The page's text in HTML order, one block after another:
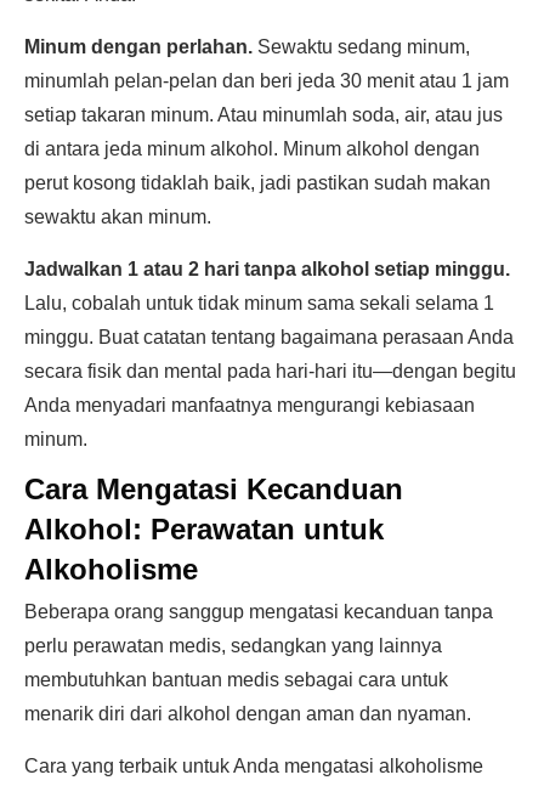
Minum dengan perlahan. Sewaktu sedang minum,
minumlah pelan-pelan dan beri jeda 30 menit atau 1 jam
setiap takaran minum. Atau minumlah soda, air, atau jus
di antara jeda minum alkohol. Minum alkohol dengan
perut kosong tidaklah baik, jadi pastikan sudah makan
sewaktu akan minum.
Jadwalkan 1 atau 2 hari tanpa alkohol setiap minggu.
Lalu, cobalah untuk tidak minum sama sekali selama 1
minggu. Buat catatan tentang bagaimana perasaan Anda
secara fisik dan mental pada hari-hari itu—dengan begitu
Anda menyadari manfaatnya mengurangi kebiasaan
minum.
Cara Mengatasi Kecanduan
Alkohol: Perawatan untuk
Alkoholisme
Beberapa orang sanggup mengatasi kecanduan tanpa
perlu perawatan medis, sedangkan yang lainnya
membutuhkan bantuan medis sebagai cara untuk
menarik diri dari alkohol dengan aman dan nyaman.
Cara yang terbaik untuk Anda mengatasi alkoholisme